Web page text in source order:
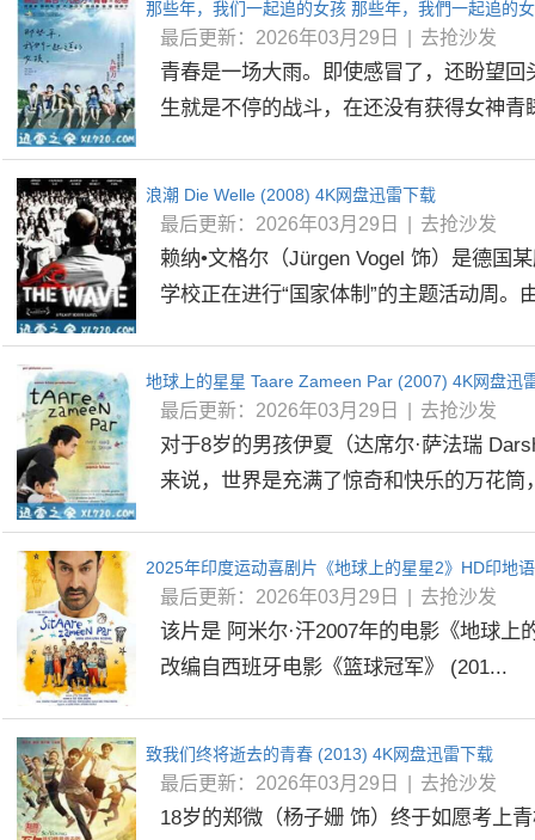
最后更新：2026年03月29日 去抢沙发
青春是一场大雨。即使感冒了，还盼望回
生就是不停的战斗，在还没有获得女神青
浪潮 Die Welle (2008) 4K网盘迅雷下载
最后更新：2026年03月29日 去抢沙发
赖纳•文格尔（Jürgen Vogel 饰）是德国
学校正在进行“国家体制”的主题活动周。
地球上的星星 Taare Zameen Par (2007) 4K网盘迅
最后更新：2026年03月29日 去抢沙发
对于8岁的男孩伊夏（达席尔·萨法瑞
来说，世界是充满了惊奇和快乐的万花筒
2025年印度运动喜剧片《地球上的星星2》HD印地
最后更新：2026年03月29日 去抢沙发
该片是 阿米尔·汗2007年的电影《地球上
改编自西班牙电影《篮球冠军》 (201...
致我们终将逝去的青春 (2013) 4K网盘迅雷下载
最后更新：2026年03月29日 去抢沙发
18岁的郑微（杨子姗 饰）终于如愿考上